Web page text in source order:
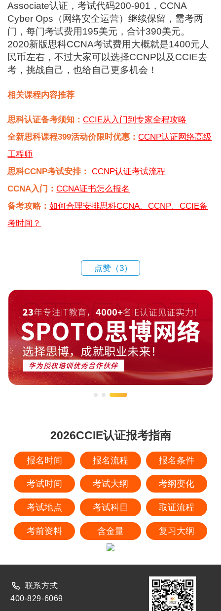
Associate认证，考试代码200-901，CCNA
Cyber Ops（网络安全运营）继续保留，需考两
门，每门考试费用195美元，合计390美元。
2020新版思科CCNA考试费用大概就是1400元人
民币左右，不过大家可以选择CCNP以及CCIE去
考，挑战自己，也给自己更多机会！
相关课程内容推荐
思科认证备考须知：CCIE从入门到专家全程攻略
全新思科课程399活动价限时优惠：CCNP认证网络高级
工程师
思科CCNP考试安排：
CCNP认证考试流程
CCNA入门：CCNA证书怎么报名
备考攻略：如何合理安排思科CCNA、CCNP、CCIE备
考时间？
点赞（3）
2026CCIE认证报考指南
报名时间 报名流程 报名条件
考试时间 考试大纲 考纲变化
考试地点 考试科目 取证流程
考前资料 含金量 复习大纲
联系方式
400-829-6069